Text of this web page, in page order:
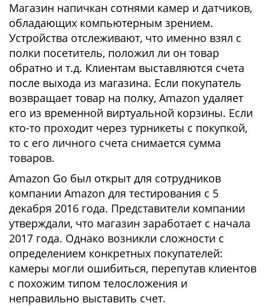
Магазин напичкан сотнями камер и датчиков,
обладающих компьютерным зрением.
Устройства отслеживают, что именно взял с
полки посетитель, положил ли он товар
обратно и т.д. Клиентам выставляются счета
после выхода из магазина. Если покупатель
возвращает товар на полку, Amazon удаляет
его из временной виртуальной корзины. Если
кто-то проходит через турникеты с покупкой,
то с его личного счета снимается сумма
товаров.
Amazon Go был открыт для сотрудников
компании Amazon для тестирования с 5
декабря 2016 года. Представители компании
утверждали, что магазин заработает с начала
2017 года. Однако возникли сложности с
определением конкретных покупателей:
камеры могли ошибиться, перепутав клиентов
с похожим типом телосложения и
неправильно выставить счет.